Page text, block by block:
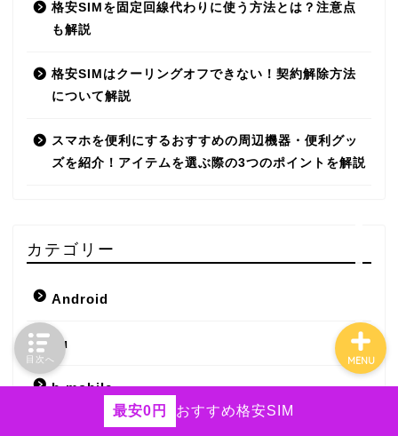
格安SIMを固定回線代わりに使う方法とは？注意点
も解説
格安SIMはクーリングオフできない！契約解除方法
について解説
スマホを便利にするおすすめの周辺機器・便利グッ
ズを紹介！アイテムを選ぶ際の3つのポイントを解説
カテゴリー
Android
au
b-mobile
BIGLOBE
最安0円 おすすめ格安SIM
MENU
iPhone
目次へ